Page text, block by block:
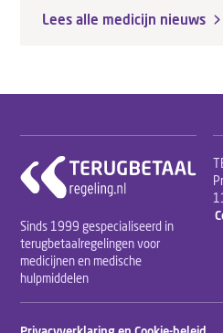
Lees alle medicijn nieuws
Sinds 1999 gespecialiseerd in
terugbetaalregelingen voor
medicijnen en medische
hulpmiddelen